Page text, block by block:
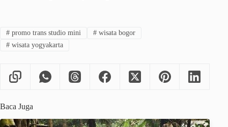
#promo trans studio mini #wisata bogor
#wisata yogyakarta
Baca Juga